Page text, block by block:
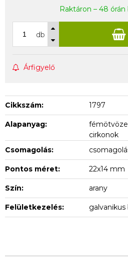
Raktáron – 48 órán
db
Árfigyelő
Cikkszám: 1797
Alapanyag:
cirkonok
Csomagolás:
Pontos méret: 22x14 mm
Szín: arany
Felületkezelés: